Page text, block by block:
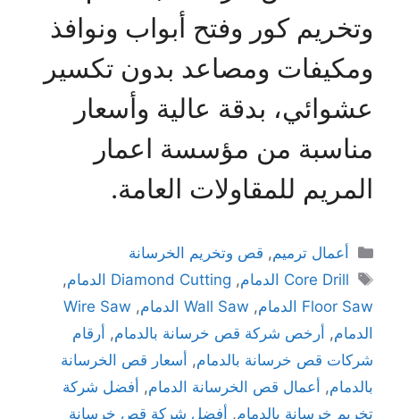
وتخريم كور وفتح أبواب ونوافذ
ومكيفات ومصاعد بدون تكسير
عشوائي، بدقة عالية وأسعار
مناسبة من مؤسسة اعمار
المريم للمقاولات العامة.
أعمال ترميم, قص وتخريم الخرسانة
Core Drill الدمام
, Diamond Cutting الدمام
,
Floor Saw الدمام
, Wall Saw الدمام ,
Wire Saw
الدمام, أرخص شركة قص خرسانة بالدمام, أرقام
شركات قص خرسانة بالدمام, أسعار قص الخرسانة
بالدمام, أعمال قص الخرسانة الدمام, أفضل شركة
تخريم خرسانة بالدمام, أفضل شركة قص خرسانة